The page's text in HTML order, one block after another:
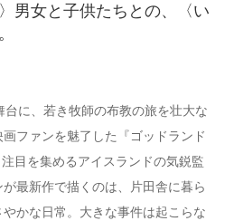
男女と子供たちとの、〈い
に、若き牧師の布教の旅を壮大な
ファンを魅了した『ゴッドランド
目を集めるアイスランドの気鋭監
最新作で描くのは、片田舎に暮ら
かな日常。大きな事件は起こらな